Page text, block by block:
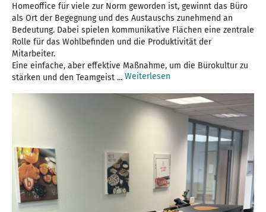
Homeoffice für viele zur Norm geworden ist, gewinnt das Büro
als Ort der Begegnung und des Austauschs zunehmend an
Bedeutung. Dabei spielen kommunikative Flächen eine zentrale
Rolle für das Wohlbefinden und die Produktivität der
Mitarbeiter.
Eine einfache, aber effektive Maßnahme, um die Bürokultur zu
stärken und den Teamgeist ... Weiterlesen